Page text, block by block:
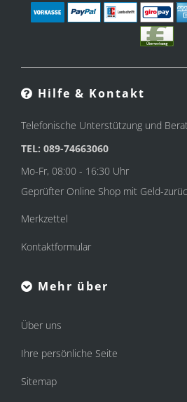
Hilfe & Kontakt
Telefonische Unterstützung und
TEL: 089-74663060
Mo-Fr, 08:00 - 16:30 Uhr
Geprüfter Online Shop mit Geld-
Merkzettel
Kontaktformular
Mehr über
Über uns
Ihre persönliche Seite
Sitemap